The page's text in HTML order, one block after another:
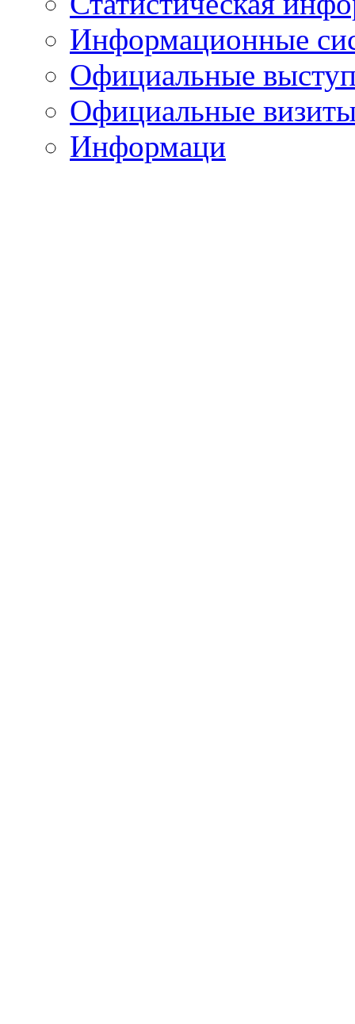
Информационные
Официальные
Официальные
Информаци